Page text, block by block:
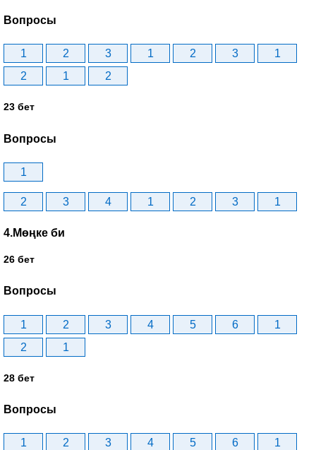
Вопросы
1 2 3 1 2 3
1
2
1 2
23 бет
Вопросы
1
2 3 4 1 2 3 1
4.Мөңке би
26 бет
Вопросы
1 2 3 4 5 6
1
2
1
28 бет
Вопросы
1 2 3 4 5 6
1